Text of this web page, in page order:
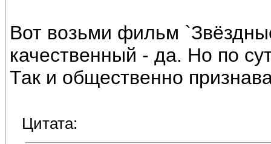
Вот возьми фильм
качественный - да. Но по
Так и общественно
Цитата: